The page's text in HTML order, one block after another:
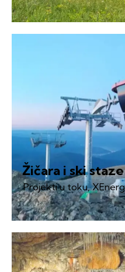
Žičara i ski
Projekti u toku,